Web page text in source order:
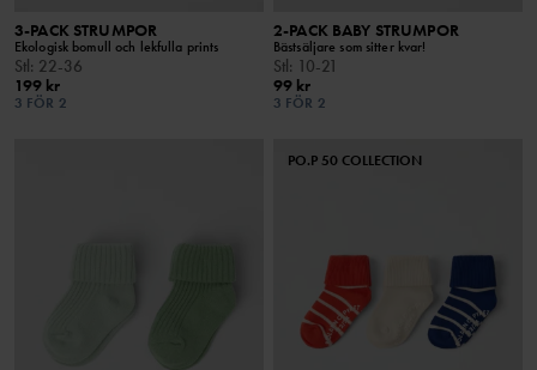
3-PACK STRUMPOR
Ekologisk bomull och lekfulla prints
Stl: 22-36
199 kr
3 FÖR 2
2-PACK BABY STRUMPOR
Bästsäljare som sitter kvar!
Stl: 10-21
99 kr
3 FÖR 2
PO.P 50 COLLECTION